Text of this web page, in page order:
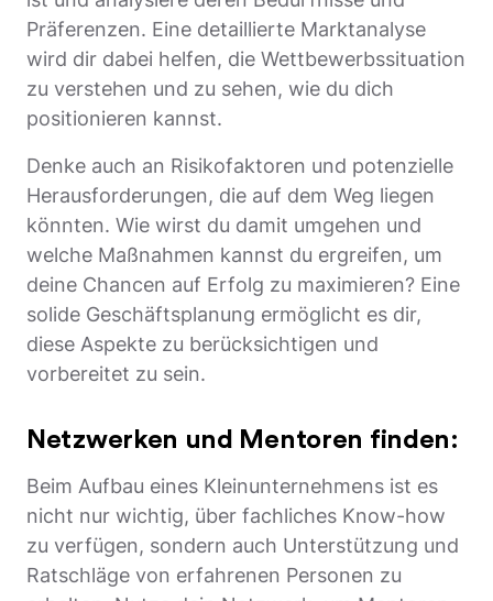
Präferenzen. Eine detaillierte Marktanalyse
wird dir dabei helfen, die Wettbewerbssituation
zu verstehen und zu sehen, wie du dich
positionieren kannst.
Denke auch an Risikofaktoren und potenzielle
Herausforderungen, die auf dem Weg liegen
könnten. Wie wirst du damit umgehen und
welche Maßnahmen kannst du ergreifen, um
deine Chancen auf Erfolg zu maximieren? Eine
solide Geschäftsplanung ermöglicht es dir,
diese Aspekte zu berücksichtigen und
vorbereitet zu sein.
Netzwerken und Mentoren finden:
Beim Aufbau eines Kleinunternehmens ist es
nicht nur wichtig, über fachliches Know-how
zu verfügen, sondern auch Unterstützung und
Ratschläge von erfahrenen Personen zu